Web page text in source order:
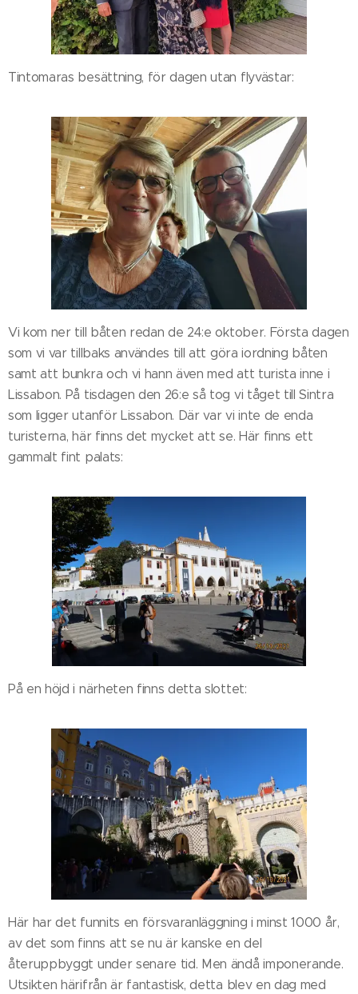
Tintomaras besättning, för dagen utan flyvästar:
Vi kom ner till båten redan de 24:e oktober. Första dagen
som vi var tillbaks användes till att göra iordning båten
samt att bunkra och vi hann även med att turista inne i
Lissabon. På tisdagen den 26:e så tog vi tåget till Sintra
som ligger utanför Lissabon. Där var vi inte de enda
turisterna, här finns det mycket att se. Här finns ett
gammalt fint palats:
På en höjd i närheten finns detta slottet:
Här har det funnits en försvaranläggning i minst 1000 år,
av det som finns att se nu är kanske en del
återuppbyggt under senare tid. Men ändå imponerande.
Utsikten härifrån är fantastisk, detta blev en dag med